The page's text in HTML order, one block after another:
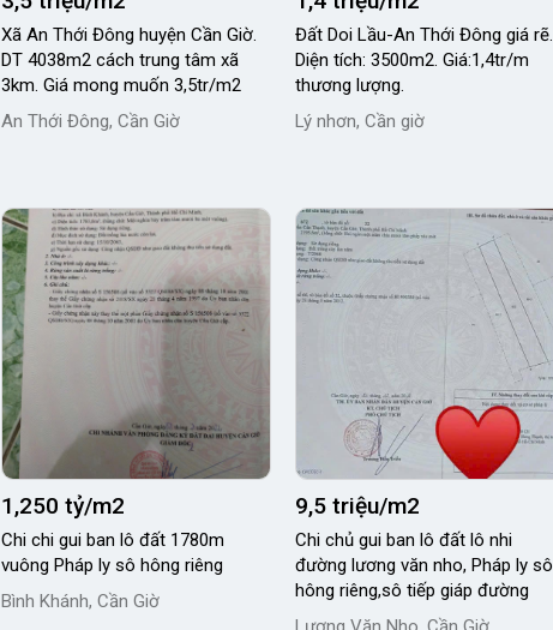
Xã An Thới Đông huyện Cần Giờ.
DT 4038m2 cách trung tâm xã
3km. Giá mong muốn 3,5tr/m2
An Thới Đông, Cần Giờ
Đất Doi Lầu-An Thới Đông giá rẽ.
Diện tích: 3500m2. Giá:1,4tr/m
thương lượng.
Lý nhơn, Cần giờ
1,250 tỷ/m2
Chi chi gui ban lô đất 1780m
vuông Pháp ly sô hông riêng
Bình Khánh, Cần Giờ
9,5 triệu/m2
Chi chủ gui ban lô đất lô nhi
đường lương văn nho, Pháp ly sô
hông riêng,sô tiếp giáp đường